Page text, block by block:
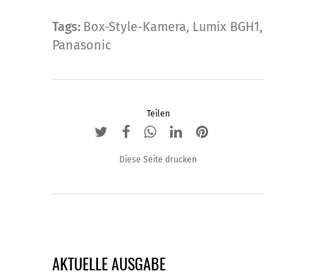
Tags: Box-Style-Kamera, Lumix BGH1,
Panasonic
Teilen
Diese Seite drucken
AKTUELLE AUSGABE